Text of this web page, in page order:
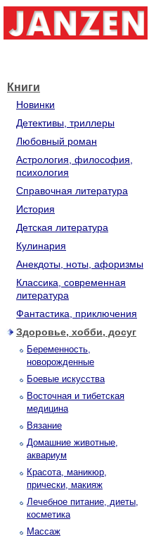
Книги
Новинки
Детективы, триллеры
Любовный роман
Астрология, философия,
психология
Справочная литература
История
Детская литература
Кулинария
Анекдоты, ноты, афоризмы
Классика, современная
литература
Фантастика, приключения
Здоровье, хобби, досуг
Беременность,
новорожденные
Боевые искусства
Восточная и тибетская
медицина
Вязание
Домашние животные,
аквариум
Красота, маникюр,
прически, макияж
Лечебное питание, диеты,
косметика
Массаж